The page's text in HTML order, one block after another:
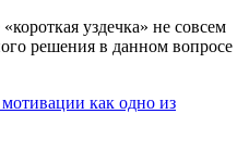
уздечка» не совсем
решения в данном вопросе
мотивации как одно из